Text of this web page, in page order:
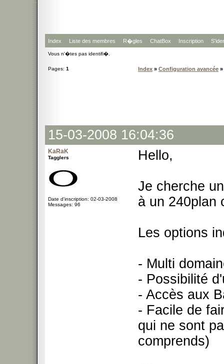
Index Liste des membres R�gles ChatBox Inscription
Vous n'�tes pas identifi�.
Pages: 1 Index » Configuration avancée »
15-03-2008 16:04:36
KaRaK
Tagglers
Date d'inscription: 02-03-2008
Messages: 96
Hello,
Je cherche
à un 240plan
Les options
- Multi
- Possibilité
- Accès aux
- Facile de
qui ne sont
comprends)